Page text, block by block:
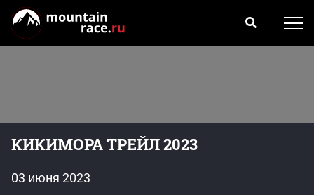
КИКИМОРА ТРЕЙЛ 2023
03 июня 2023